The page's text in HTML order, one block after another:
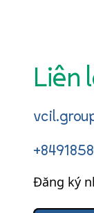
Liên
Đăng ký